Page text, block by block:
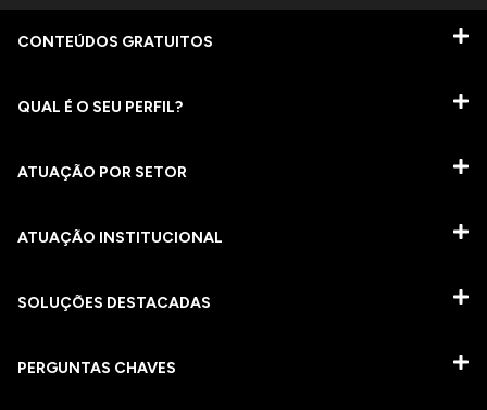
CONTEÚDOS GRATUITOS
QUAL É O SEU PERFIL?
ATUAÇÃO POR SETOR
ATUAÇÃO INSTITUCIONAL
SOLUÇÕES DESTACADAS
PERGUNTAS CHAVES​